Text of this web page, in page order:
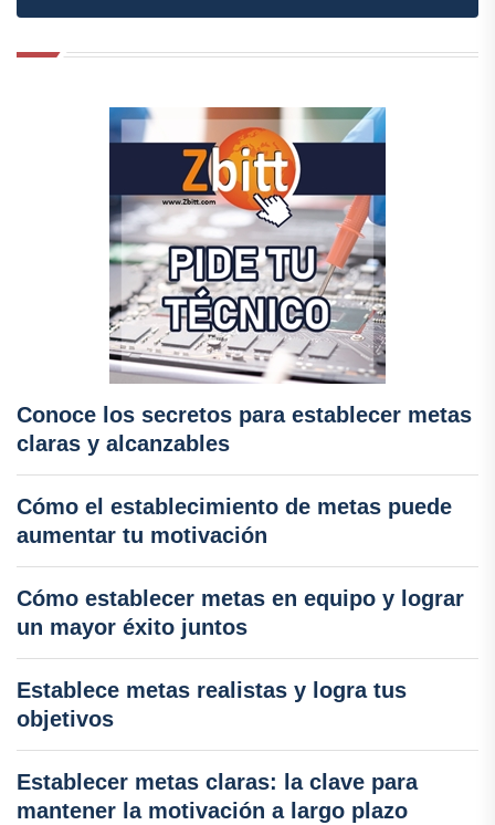
Conoce los secretos para establecer metas
claras y alcanzables
Cómo el establecimiento de metas puede
aumentar tu motivación
Cómo establecer metas en equipo y lograr
un mayor éxito juntos
Establece metas realistas y logra tus
objetivos
Establecer metas claras: la clave para
mantener la motivación a largo plazo